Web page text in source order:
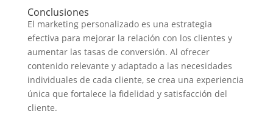
Conclusiones
El marketing personalizado es una estrategia
efectiva para mejorar la relación con los clientes y
aumentar las tasas de conversión. Al ofrecer
contenido relevante y adaptado a las necesidades
individuales de cada cliente, se crea una experiencia
única que fortalece la fidelidad y satisfacción del
cliente.